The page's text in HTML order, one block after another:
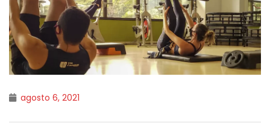
agosto 6, 2021